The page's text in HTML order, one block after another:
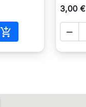

Aggiungi al carrello
3,00 €
